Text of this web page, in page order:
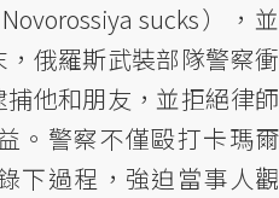
sucks），並
俄羅斯武裝部隊警察衝
他和朋友，並拒絕律師
。警察不僅毆打卡瑪爾
下過程，強迫當事人觀